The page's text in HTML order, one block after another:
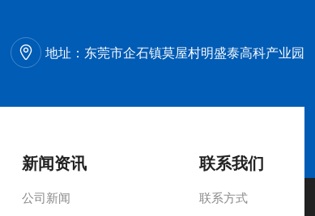
地址： 东莞市企石镇莫屋村明盛泰高科产业园
新闻资讯
公司新闻
联系我们
联系方式